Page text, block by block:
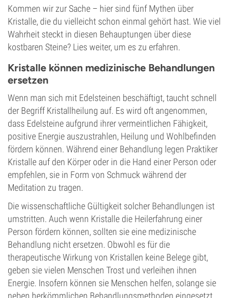
Kommen wir zur Sache – hier sind fünf Mythen über
Kristalle, die du vielleicht schon einmal gehört hast. Wie viel
Wahrheit steckt in diesen Behauptungen über diese
kostbaren Steine? Lies weiter, um es zu erfahren.
Kristalle können medizinische Behandlungen
ersetzen
Wenn man sich mit Edelsteinen beschäftigt, taucht schnell
der Begriff Kristallheilung auf. Es wird oft angenommen,
dass Edelsteine aufgrund ihrer vermeintlichen Fähigkeit,
positive Energie auszustrahlen, Heilung und Wohlbefinden
fördern können. Während einer Behandlung legen Praktiker
Kristalle auf den Körper oder in die Hand einer Person oder
empfehlen, sie in Form von Schmuck während der
Meditation zu tragen.
Die wissenschaftliche Gültigkeit solcher Behandlungen ist
umstritten. Auch wenn Kristalle die Heilerfahrung einer
Person fördern können, sollten sie eine medizinische
Behandlung nicht ersetzen. Obwohl es für die
therapeutische Wirkung von Kristallen keine Belege gibt,
geben sie vielen Menschen Trost und verleihen ihnen
Energie. Insofern können sie Menschen helfen, solange sie
neben herkömmlichen Behandlungsmethoden eingesetzt